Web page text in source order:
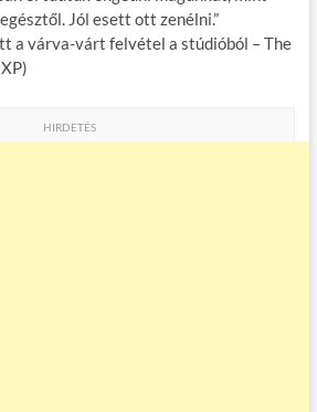
Jól esett ott zenélni.”
a várva-várt felvétel a stúdióból – The
HIRDETÉS